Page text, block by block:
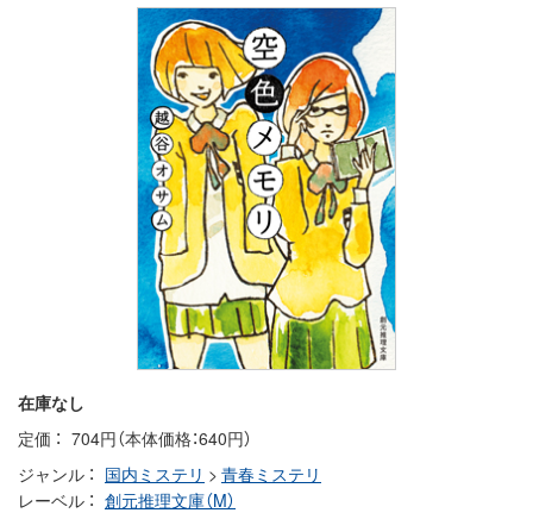
在庫なし
定価
704円（本体価格：640円）
ジャンル
国内ミステリ > 青春ミステリ
レーベル
創元推理文庫（M）